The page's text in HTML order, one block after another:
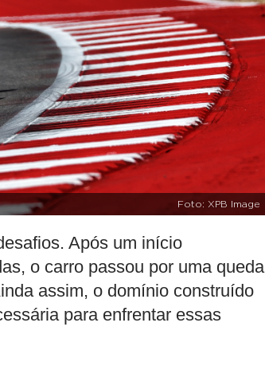
Foto: XPB Image
Após um início
o carro passou por uma queda
assim, o domínio construído
para enfrentar essas